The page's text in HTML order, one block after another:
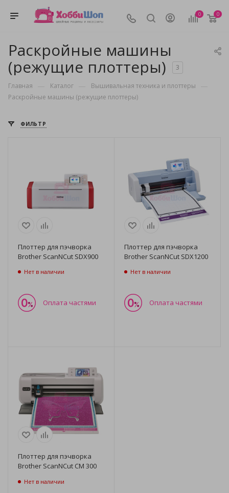
0 0
Раскройные машины
(режущие плоттеры)
3
Главная — Каталог — Вышивальная техника и плоттеры —
Раскройные машины (режущие плоттеры)
ФИЛЬТР
Плоттер для пэчворка
Brother ScanNCut SDX900
Нет в наличии
Оплата частями
Плоттер для пэчворка
Brother ScanNCut SDX1200
Нет в наличии
Оплата частями
Плоттер для пэчворка
Brother ScanNCut CM 300
Нет в наличии